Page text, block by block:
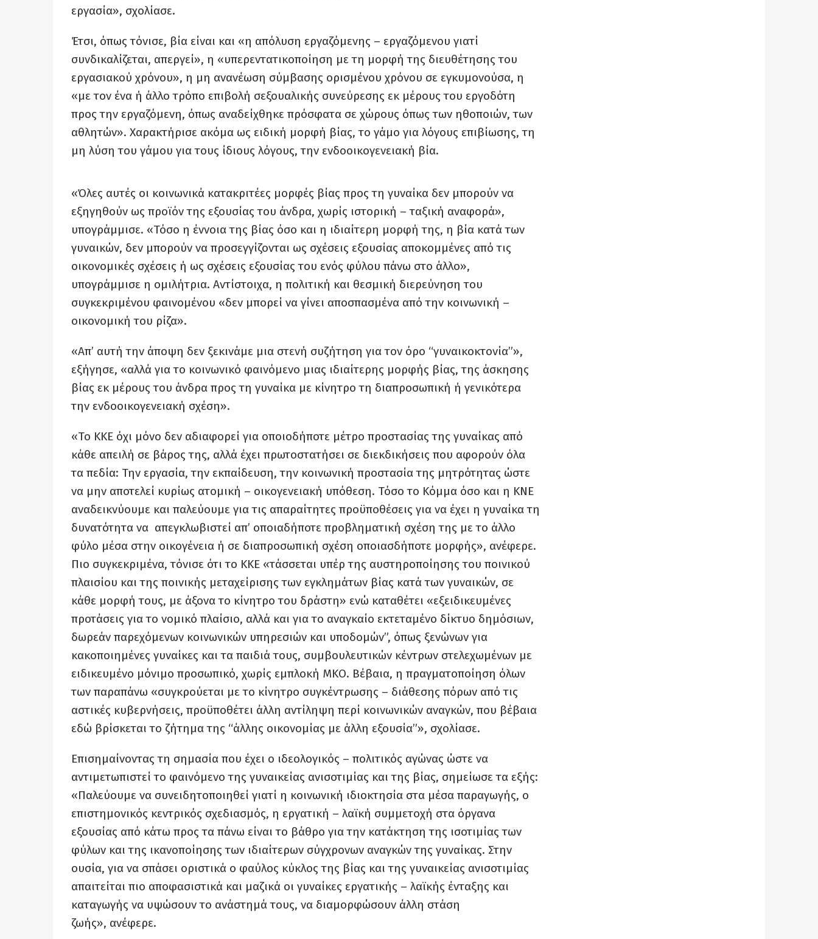
εργασία», σχολίασε.
Έτσι, όπως τόνισε, βία είναι και «η απόλυση εργαζόμενης – εργαζόμενου γιατί
συνδικαλίζεται, απεργεί», η «υπερεντατικοποίηση με τη μορφή της διευθέτησης του
εργασιακού χρόνου», η μη ανανέωση σύμβασης ορισμένου χρόνου σε εγκυμονούσα, η
«με τον ένα ή άλλο τρόπο επιβολή σεξουαλικής συνεύρεσης εκ μέρους του εργοδότη
προς την εργαζόμενη, όπως αναδείχθηκε πρόσφατα σε χώρους όπως των ηθοποιών, των
αθλητών». Χαρακτήρισε ακόμα ως ειδική μορφή βίας, το γάμο για λόγους επιβίωσης, τη
μη λύση του γάμου για τους ίδιους λόγους, την ενδοοικογενειακή βία.
«Όλες αυτές οι κοινωνικά κατακριτέες μορφές βίας προς τη γυναίκα δεν μπορούν να
εξηγηθούν ως προϊόν της εξουσίας του άνδρα, χωρίς ιστορική – ταξική αναφορά»,
υπογράμμισε. «Τόσο η έννοια της βίας όσο και η ιδιαίτερη μορφή της, η βία κατά των
γυναικών, δεν μπορούν να προσεγγίζονται ως σχέσεις εξουσίας αποκομμένες από τις
οικονομικές σχέσεις ή ως σχέσεις εξουσίας του ενός φύλου πάνω στο άλλο»,
υπογράμμισε η ομιλήτρια. Αντίστοιχα, η πολιτική και θεσμική διερεύνηση του
συγκεκριμένου φαινομένου «δεν μπορεί να γίνει αποσπασμένα από την κοινωνική –
οικονομική του ρίζα».
«Απ’ αυτή την άποψη δεν ξεκινάμε μια στενή συζήτηση για τον όρο “γυναικοκτονία”»,
εξήγησε, «αλλά για το κοινωνικό φαινόμενο μιας ιδιαίτερης μορφής βίας, της άσκησης
βίας εκ μέρους του άνδρα προς τη γυναίκα με κίνητρο τη διαπροσωπική ή γενικότερα
την ενδοοικογενειακή σχέση».
«Το ΚΚΕ όχι μόνο δεν αδιαφορεί για οποιοδήποτε μέτρο προστασίας της γυναίκας από
κάθε απειλή σε βάρος της, αλλά έχει πρωτοστατήσει σε διεκδικήσεις που αφορούν όλα
τα πεδία: Την εργασία, την εκπαίδευση, την κοινωνική προστασία της μητρότητας ώστε
να μην αποτελεί κυρίως ατομική – οικογενειακή υπόθεση. Τόσο το Κόμμα όσο και η ΚΝΕ
αναδεικνύουμε και παλεύουμε για τις απαραίτητες προϋποθέσεις για να έχει η γυναίκα τη
δυνατότητα να απεγκλωβιστεί απ’ οποιαδήποτε προβληματική σχέση της με το άλλο
φύλο μέσα στην οικογένεια ή σε διαπροσωπική σχέση οποιασδήποτε μορφής», ανέφερε.
Πιο συγκεκριμένα, τόνισε ότι το ΚΚΕ «τάσσεται υπέρ της αυστηροποίησης του ποινικού
πλαισίου και της ποινικής μεταχείρισης των εγκλημάτων βίας κατά των γυναικών, σε
κάθε μορφή τους, με άξονα το κίνητρο του δράστη» ενώ καταθέτει «εξειδικευμένες
προτάσεις για το νομικό πλαίσιο, αλλά και για το αναγκαίο εκτεταμένο δίκτυο δημόσιων,
δωρεάν παρεχόμενων κοινωνικών υπηρεσιών και υποδομών”, όπως ξενώνων για
κακοποιημένες γυναίκες και τα παιδιά τους, συμβουλευτικών κέντρων στελεχωμένων με
ειδικευμένο μόνιμο προσωπικό, χωρίς εμπλοκή ΜΚΟ. Βέβαια, η πραγματοποίηση όλων
των παραπάνω «συγκρούεται με το κίνητρο συγκέντρωσης – διάθεσης πόρων από τις
αστικές κυβερνήσεις, προϋποθέτει άλλη αντίληψη περί κοινωνικών αναγκών, που βέβαια
εδώ βρίσκεται το ζήτημα της “άλλης οικονομίας με άλλη εξουσία”», σχολίασε.
Επισημαίνοντας τη σημασία που έχει ο ιδεολογικός – πολιτικός αγώνας ώστε να
αντιμετωπιστεί το φαινόμενο της γυναικείας ανισοτιμίας και της βίας, σημείωσε τα εξής:
«Παλεύουμε να συνειδητοποιηθεί γιατί η κοινωνική ιδιοκτησία στα μέσα παραγωγής, ο
επιστημονικός κεντρικός σχεδιασμός, η εργατική – λαϊκή συμμετοχή στα όργανα
εξουσίας από κάτω προς τα πάνω είναι το βάθρο για την κατάκτηση της ισοτιμίας των
φύλων και της ικανοποίησης των ιδιαίτερων σύγχρονων αναγκών της γυναίκας. Στην
ουσία, για να σπάσει οριστικά ο φαύλος κύκλος της βίας και της γυναικείας ανισοτιμίας
απαιτείται πιο αποφασιστικά και μαζικά οι γυναίκες εργατικής – λαϊκής ένταξης και
καταγωγής να υψώσουν το ανάστημά τους, να διαμορφώσουν άλλη στάση
ζωής», ανέφερε.